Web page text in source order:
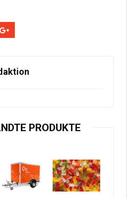
PRODUKTE